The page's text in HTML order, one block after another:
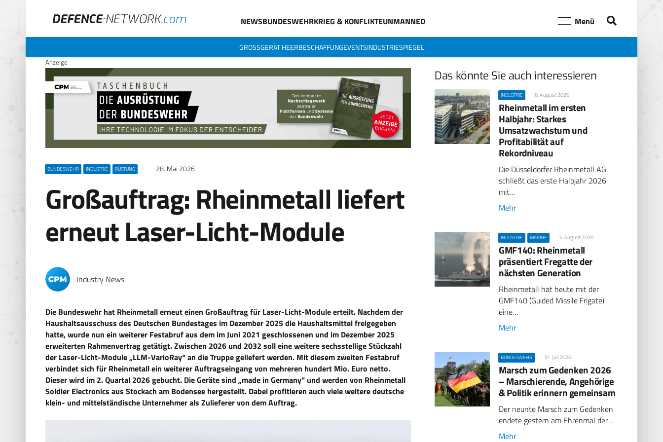
NEWSBUNDESWEHRKRIEG & KONFLIKTEUNMANNED Menü
GROSSGERÄT HEERBESCHAFFUNGEVENTSINDUSTRIESPIEGEL
Anzeige
BUNDESWEHR INDUSTRIE RÜSTUNG 28. Mai 2026
Großauftrag: Rheinmetall liefert
erneut Laser-Licht-Module
Industry News
Die Bundeswehr hat Rheinmetall erneut einen Großauftrag für Laser-Licht-Module erteilt. Nachdem der
Haushaltsausschuss des Deutschen Bundestages im Dezember 2025 die Haushaltsmittel freigegeben
hatte, wurde nun ein weiterer Festabruf aus dem im Juni 2021 geschlossenen und im Dezember 2025
erweiterten Rahmenvertrag getätigt. Zwischen 2026 und 2032 soll eine weitere sechsstellige Stückzahl
der Laser-Licht-Module „LLM-VarioRay“ an die Truppe geliefert werden. Mit diesem zweiten Festabruf
verbindet sich für Rheinmetall ein weiterer Auftragseingang von mehreren hundert Mio. Euro netto.
Dieser wird im 2. Quartal 2026 gebucht. Die Geräte sind „made in Germany“ und werden von Rheinmetall
Soldier Electronics aus Stockach am Bodensee hergestellt. Dabei profitieren auch viele weitere deutsche
klein- und mittelständische Unternehmer als Zulieferer von dem Auftrag.
Das könnte Sie auch interessieren
INDUSTRIE 6. August 2026
Rheinmetall im ersten
Halbjahr: Starkes
Umsatzwachstum und
Profitabilität auf
Rekordniveau
Die Düsseldorfer Rheinmetall AG
schließt das erste Halbjahr 2026
mit…
Mehr
INDUSTRIE MARINE 3. August 2026
GMF140: Rheinmetall
präsentiert Fregatte der
nächsten Generation
Rheinmetall hat heute mit der
GMF140 (Guided Missile Frigate)
eine…
Mehr
BUNDESWEHR 31. Juli 2026
Marsch zum Gedenken 2026
– Marschierende, Angehörige
& Politik erinnern gemeinsam
Der neunte Marsch zum Gedenken
endete gestern am Ehrenmal der…
Mehr